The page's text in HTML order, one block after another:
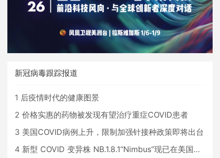
新冠病毒跟踪报道
1 后疫情时代的健康图景
2 价格实惠的药物被发现有望治疗重症COVID患者
3 美国COVID病例上升，限制加强针接种政策即将出台
4 新型 COVID 变异株 NB.1.8.1“Nimbus”现已在美国占据主导地位